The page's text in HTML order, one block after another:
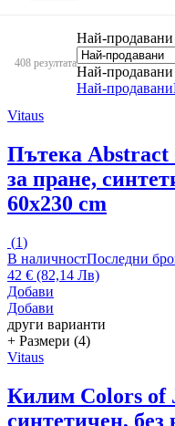
408 резултата
Най-продавани
Най-продавани
Най-продавани
Vitaus
Пътека Abstract
за пране,
60x230 cm
(1)
В наличностПоследни
42 € (82,14 Лв)
Добави
Добави
други варианти
+ Размери (4)
Vitaus
Килим Colors of
синтетичен,